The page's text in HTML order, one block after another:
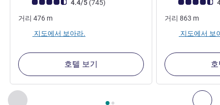
이전 - 주변에 있는 다른 시설 다
2/ 페이지 , 주변에 있는 다른 시설 1 :, 주변에 있는 다른 시
고객 평점 (ALL 평가)
4.4/5 (745리뷰
)
거리 476 m
지도에서 보아라.
호텔 보기
고객 평점 (ALL 평
거리 863 m
지도에서 보